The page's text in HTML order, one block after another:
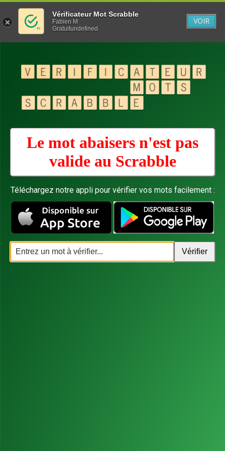
Le mot abaisers n'est pas
valide au Scrabble
Téléchargez notre appli pour vérifier vos mots facilement :
Vérificateur Mot Scrabble
Fabien M
Gratuitundefined
VOIR